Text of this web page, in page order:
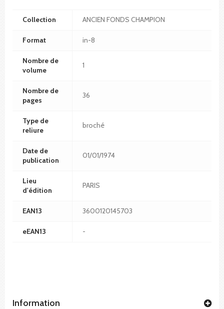
Collection ANCIEN FONDS CHAMPION
Format in-8
Nombre de
volume
1
Nombre de
pages
36
Type de
reliure
broché
Date de
publication
01/01/1974
Lieu
d'édition
PARIS
EAN13 3600120145703
eEAN13 -
Information